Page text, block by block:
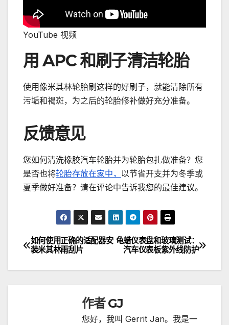
YouTube 视频
用 APC 和刷子清洁轮胎
使用像米其林轮胎刷这样的好刷子，就能清除所有
污垢和褐斑，为之后的轮胎修补做好充分准备。
反馈意见
您如何清洗橡胶汽车轮胎并为轮胎包扎做准备？您
是否也将轮胎存放在家中， 以节省开支并为冬季或
夏季做好准备？请在评论中告诉我您的最佳建议。
文
章
龟蜡仪表盘和玻璃测试：
汽车仪表板紫外线防护
如何使用正确的适配器安
装米其林雨刮片
作者GJ
您好，我叫 Gerrit Jan。我是一